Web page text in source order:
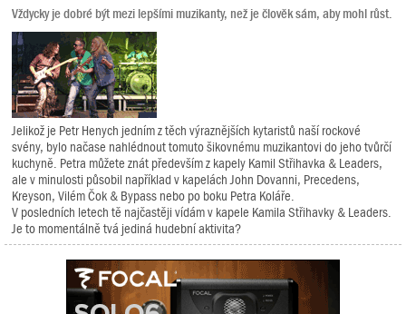
Vždycky je dobré být mezi lepšími muzikanty, než je člověk sám, aby mohl růst.
Jelikož je Petr Henych jedním z těch výraznějších kytaristů naší rockové
svény, bylo načase nahlédnout tomuto šikovnému muzikantovi do jeho tvůrčí
kuchyně. Petra můžete znát především z kapely Kamil Střihavka & Leaders,
ale v minulosti působil například v kapelách John Dovanni, Precedens,
Kreyson, Vilém Čok & Bypass nebo po boku Petra Koláře.
V posledních letech tě najčastěji vídám v kapele Kamila Střihavky & Leaders.
Je to momentálně tvá jediná hudební aktivita?